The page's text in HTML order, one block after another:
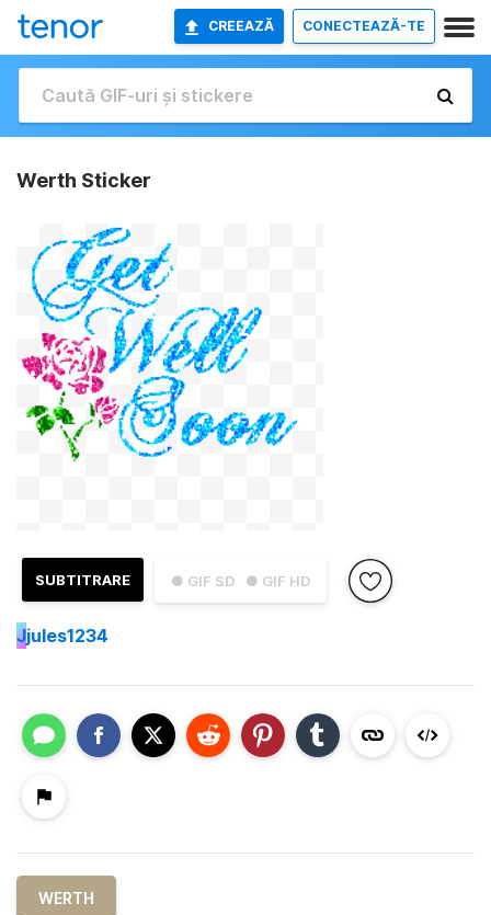
CREEAZĂ CONECTEAZĂ-TE
Werth Sticker
● GIF SD ● GIF HD
SUBTITRARE
Jjules1234
WERTH